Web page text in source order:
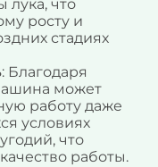
лука, что
росту и
стадиях
: Благодаря
может
работу даже
условиях
что
работы.